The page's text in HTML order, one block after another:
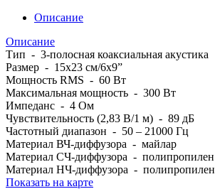
Описание
Описание
Тип - 3-полосная коаксиальная акустика
Размер - 15x23 см/6х9”
Мощность RMS - 60 Вт
Максимальная мощность - 300 Вт
Импеданс - 4 Ом
Чувствительность (2,83 В/1 м) - 89 дБ
Частотный диапазон - 50 – 21000 Гц
Материал ВЧ-диффузора - майлар
Материал СЧ-диффузора - полипропилен
Материал НЧ-диффузора - полипропилен
Показать на карте